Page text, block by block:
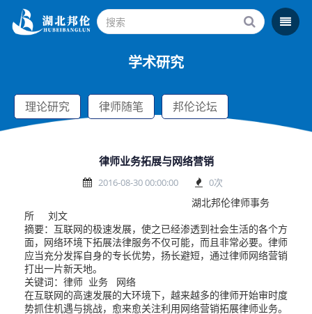
学术研究
理论研究 律师随笔 邦伦论坛
律师业务拓展与网络营销
2016-08-30 00:00:00 0次
湖北邦伦律师事务
所 刘文
摘要：互联网的极速发展，使之已经渗透到社会生活的各个方
面，网络环境下拓展法律服务不仅可能，而且非常必要。律师
应当充分发挥自身的专长优势，扬长避短，通过律师网络营销
打出一片新天地。
关键词：律师 业务 网络
在互联网的高速发展的大环境下，越来越多的律师开始审时度
势抓住机遇与挑战，愈来愈关注利用网络营销拓展律师业务。